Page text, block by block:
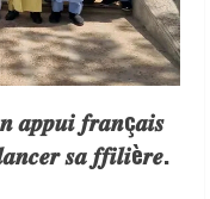
𝒇𝒓𝒂𝒏ç𝒂𝒊𝒔
𝒔𝒂 𝒇𝒇𝒊𝒍𝒊è𝒓𝒆.